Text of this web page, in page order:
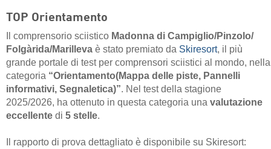
TOP Orientamento
Il comprensorio sciistico Madonna di Campiglio/​Pinzolo/​
Folgàrida/​Marilleva è stato premiato da Skiresort, il più
grande portale di test per comprensori sciistici al mondo, nella
categoria “Orientamento(Mappa delle piste, Pannelli
informativi, Segnaletica)”. Nel test della stagione
2025/2026, ha ottenuto in questa categoria una valutazione
eccellente di 5 stelle.
Il rapporto di prova dettagliato è disponibile su Skiresort: